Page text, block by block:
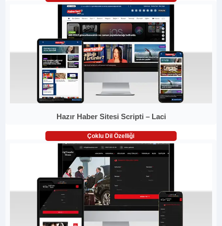
Hazır Haber Sitesi Scripti – Laci
Çoklu Dil Özelliği